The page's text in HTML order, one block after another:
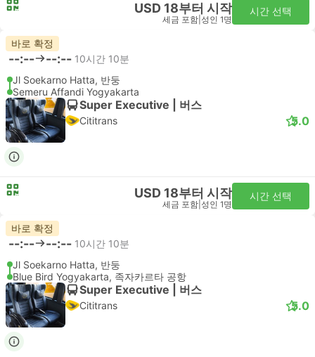
USD 18부터 시작
세금 포함 성인 1명
시간 선택
바로 확정
--:-- --:-- 10시간 10분
Jl Soekarno Hatta, 반둥
Semeru Affandi Yogyakarta
Super Executive | 버스
Cititrans 5.0
USD 18부터 시작
세금 포함 성인 1명
시간 선택
바로 확정
--:-- --:-- 10시간 10분
Jl Soekarno Hatta, 반둥
Blue Bird Yogyakarta, 족자카르타 공항
Super Executive | 버스
Cititrans 5.0